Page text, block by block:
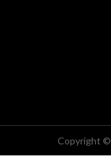
Copyright ©